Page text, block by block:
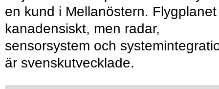
en kund i Mellanöstern.
kanadensiskt, men radar,
sensorsystem och
är svenskutvecklade.